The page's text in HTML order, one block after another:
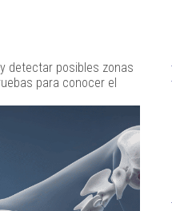
detectar posibles zonas
para conocer el